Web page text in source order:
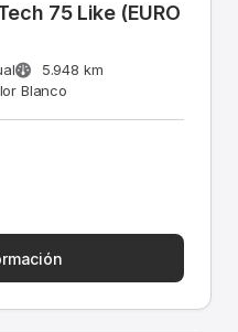
75 Like (EURO
5.948 km
Blanco